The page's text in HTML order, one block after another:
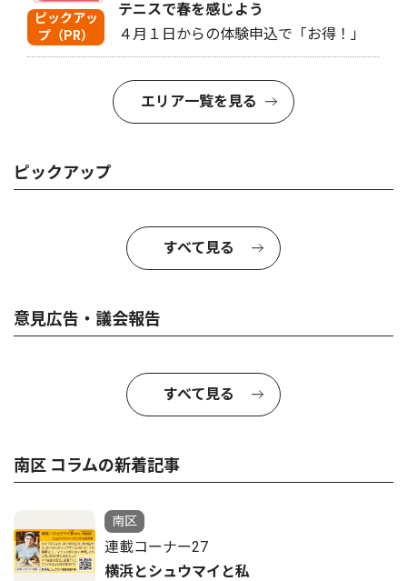
ピックアッ
プ（PR）
テニスで春を感じよう
４月１日からの体験申込で「お得！」
エリア一覧を見る
ピックアップ
すべて見る
意見広告・議会報告
すべて見る
南区 コラムの新着記事
南区
連載コーナー27
横浜とシュウマイと私